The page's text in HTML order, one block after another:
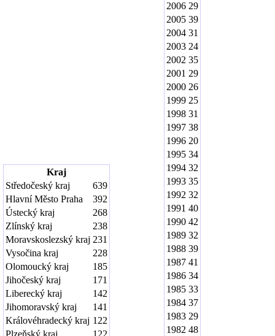
Kraj
Středočeský kraj
639
Hlavní Město Praha
392
Ústecký kraj
268
Zlínský kraj
238
Moravskoslezský kraj 231
Vysočina kraj
228
Olomoucký kraj
185
Jihočeský kraj
171
Liberecký kraj
142
Jihomoravský kraj
141
Královéhradecký kraj 122
Plzeňský kraj
122
2006 29
2005 39
2004 31
2003 24
2002 35
2001 29
2000 26
1999 25
1998 31
1997 38
1996 20
1995 34
1994 32
1993 35
1992 32
1991 40
1990 42
1989 32
1988 39
1987 41
1986 34
1985 33
1984 37
1983 29
1982 48